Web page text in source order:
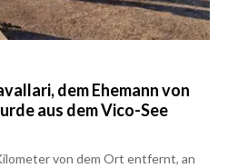
dem Ehemann von
aus dem Vico-See
von dem Ort entfernt, an